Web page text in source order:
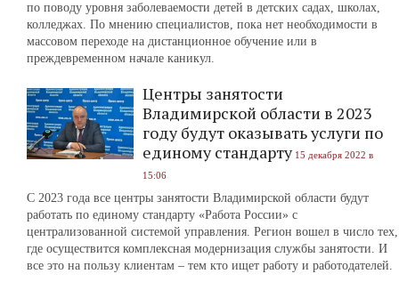
по поводу уровня заболеваемости детей в детских садах, школах,
колледжах. По мнению специалистов, пока нет необходимости в
массовом переходе на дистанционное обучение или в
преждевременном начале каникул.
Центры занятости
Владимирской области в 2023
году будут оказывать услуги по
единому стандарту 15 декабря 2022 в
15:06
С 2023 года все центры занятости Владимирской области будут
работать по единому стандарту «Работа России» с
централизованной системой управления. Регион вошел в число тех,
где осуществится комплексная модернизация службы занятости. И
все это на пользу клиентам – тем кто ищет работу и работодателей.